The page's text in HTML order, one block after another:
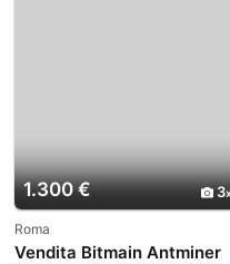
1.300 € 3
Roma
Vendita Bitmain Antminer